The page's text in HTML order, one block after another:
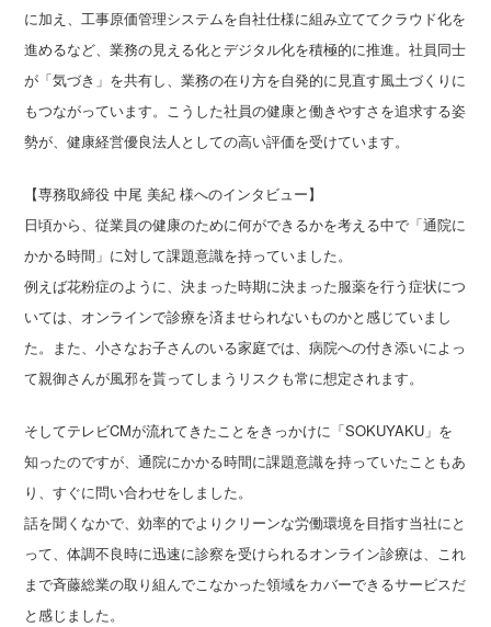
に加え、工事原価管理システムを自社仕様に組み立ててクラウド化を
進めるなど、業務の見える化とデジタル化を積極的に推進。社員同士
が「気づき」を共有し、業務の在り方を自発的に見直す風土づくりに
もつながっています。こうした社員の健康と働きやすさを追求する姿
勢が、健康経営優良法人としての高い評価を受けています。
【専務取締役 中尾 美紀 様へのインタビュー】
日頃から、従業員の健康のために何ができるかを考える中で「通院に
かかる時間」に対して課題意識を持っていました。
例えば花粉症のように、決まった時期に決まった服薬を行う症状につ
いては、オンラインで診療を済ませられないものかと感じていまし
た。また、小さなお子さんのいる家庭では、病院への付き添いによっ
て親御さんが風邪を貰ってしまうリスクも常に想定されます。
そしてテレビCMが流れてきたことをきっかけに「SOKUYAKU」を
知ったのですが、通院にかかる時間に課題意識を持っていたこともあ
り、すぐに問い合わせをしました。
話を聞くなかで、効率的でよりクリーンな労働環境を目指す当社にと
って、体調不良時に迅速に診察を受けられるオンライン診療は、これ
まで斉藤総業の取り組んでこなかった領域をカバーできるサービスだ
と感じました。